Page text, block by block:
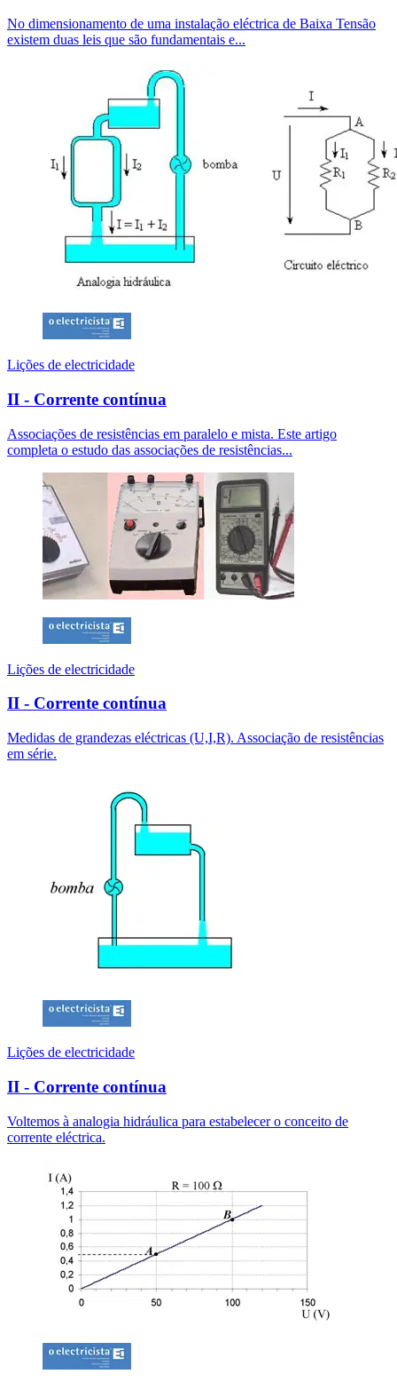
No dimensionamento de uma instalação eléctrica de Baixa Tensão
existem duas leis que são fundamentais e...
Lições de electricidade
II - Corrente contínua
Associações de resistências em paralelo e mista. Este artigo
completa o estudo das associações de resistências...
Lições de electricidade
II - Corrente contínua
Medidas de grandezas eléctricas (U,I,R). Associação de resistências
em série.
Lições de electricidade
II - Corrente contínua
Voltemos à analogia hidráulica para estabelecer o conceito de
corrente eléctrica.